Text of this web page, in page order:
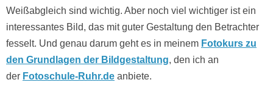
Weißabgleich sind wichtig. Aber noch viel wichtiger ist ein
interessantes Bild, das mit guter Gestaltung den Betrachter
fesselt. Und genau darum geht es in meinem Fotokurs zu
den Grundlagen der Bildgestaltung, den ich an
der Fotoschule-Ruhr.de anbiete.